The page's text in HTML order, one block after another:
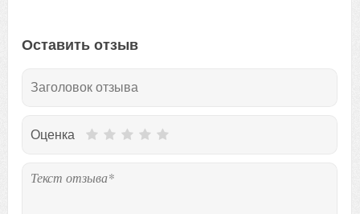
Оставить отзыв
Оценка